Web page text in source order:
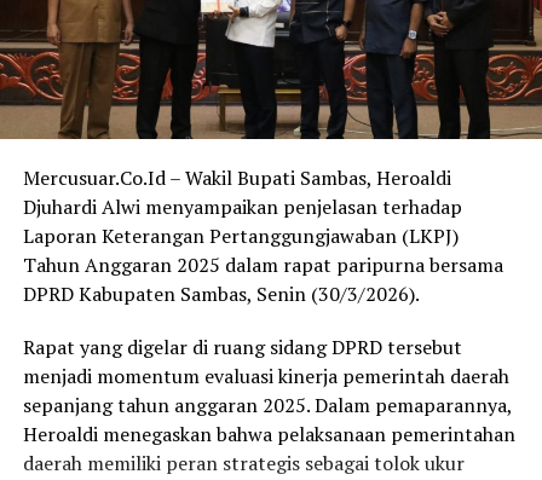
Mercusuar.Co.Id – Wakil Bupati Sambas, Heroaldi
Djuhardi Alwi menyampaikan penjelasan terhadap
Laporan Keterangan Pertanggungjawaban (LKPJ)
Tahun Anggaran 2025 dalam rapat paripurna bersama
DPRD Kabupaten Sambas, Senin (30/3/2026).
Rapat yang digelar di ruang sidang DPRD tersebut
menjadi momentum evaluasi kinerja pemerintah daerah
sepanjang tahun anggaran 2025. Dalam pemaparannya,
Heroaldi menegaskan bahwa pelaksanaan pemerintahan
daerah memiliki peran strategis sebagai tolok ukur